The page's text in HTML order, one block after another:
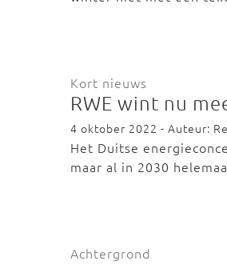
Kort nieuws
RWE wint nu
4 oktober 2022 - Auteur:
Het Duitse
maar al in 2030
Achtergrond